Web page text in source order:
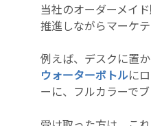
当社のオーダーメイ
推進しながらマーケ
例えば、デスクに置
ウォーターボトルに
ーに、フルカラーで